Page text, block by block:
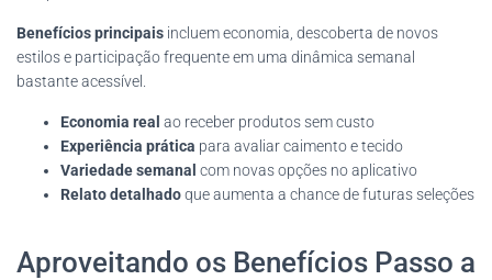
Benefícios principais incluem economia, descoberta de novos
estilos e participação frequente em uma dinâmica semanal
bastante acessível.
Economia real ao receber produtos sem custo
Experiência prática para avaliar caimento e tecido
Variedade semanal com novas opções no aplicativo
Relato detalhadoque aumenta a chance de futuras seleções
Aproveitando os Benefícios Passo a